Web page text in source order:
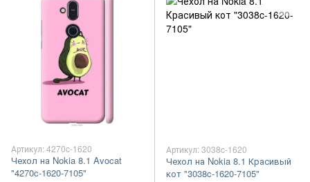
Артикул: 4270c-1620
Чехол на Nokia 8.1 Avocat
"4270c-1620-7105"
Артикул: 3038c-1620
Чехол на Nokia 8.1 Красивый
кот "3038c-1620-7105"